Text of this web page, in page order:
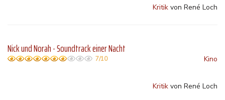
Kritik von René Loch
Nick und Norah - Soundtrack einer Nacht
7/10 Kino
Kritik von René Loch